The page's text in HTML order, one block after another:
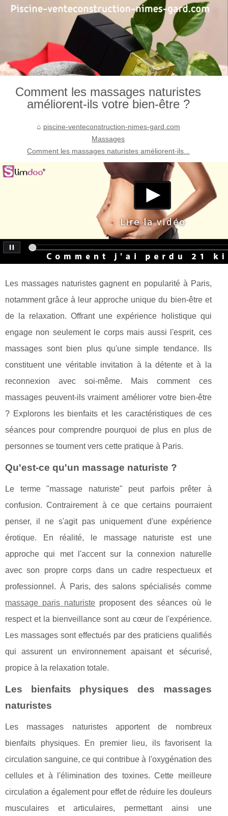
Comment les massages naturistes
améliorent-ils votre bien-être ?
piscine-venteconstruction-nimes-gard.com
Massages
Comment les massages naturistes améliorent-ils...
Les massages naturistes gagnent en popularité à Paris,
notamment grâce à leur approche unique du bien-être et
de la relaxation. Offrant une expérience holistique qui
engage non seulement le corps mais aussi l'esprit, ces
massages sont bien plus qu'une simple tendance. Ils
constituent une véritable invitation à la détente et à la
reconnexion avec soi-même. Mais comment ces
massages peuvent-ils vraiment améliorer votre bien-être
? Explorons les bienfaits et les caractéristiques de ces
séances pour comprendre pourquoi de plus en plus de
personnes se tournent vers cette pratique à Paris.
Qu'est-ce qu'un massage naturiste ?
Le terme "massage naturiste" peut parfois prêter à
confusion. Contrairement à ce que certains pourraient
penser, il ne s'agit pas uniquement d'une expérience
érotique. En réalité, le massage naturiste est une
approche qui met l'accent sur la connexion naturelle
avec son propre corps dans un cadre respectueux et
professionnel. À Paris, des salons spécialisés comme
massage paris naturiste proposent des séances où le
respect et la bienveillance sont au cœur de l'expérience.
Les massages sont effectués par des praticiens qualifiés
qui assurent un environnement apaisant et sécurisé,
propice à la relaxation totale.
Les bienfaits physiques des massages
naturistes
Les massages naturistes apportent de nombreux
bienfaits physiques. En premier lieu, ils favorisent la
circulation sanguine, ce qui contribue à l'oxygénation des
cellules et à l'élimination des toxines. Cette meilleure
circulation a également pour effet de réduire les douleurs
musculaires et articulaires, permettant ainsi une